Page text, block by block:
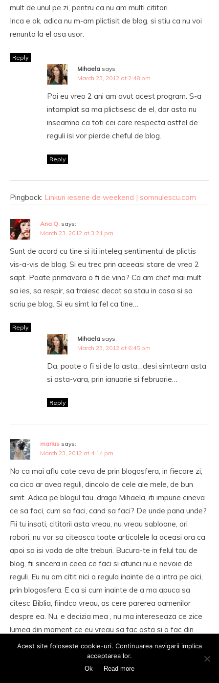
mult de unul pe zi, pentru ca nu am multi cititori.
Inca e ok, adica nu m-am plictisit de blog, si stiu ca nu voi
renunta la el asa usor.
Reply
Mihaela says:
March 23, 2012 at 2:48 pm
Pai eu vreo 2 ani am avut acest program. S-a
intamplat sa ma plictisesc de el, dar asta nu
inseamna ca toti cei care respecta astfel de
reguli isi vor pierde cheful de blog.
Reply
Pingback: Linkuri iesene de weekend | somnulescu.com
Ana Q. says:
March 23, 2012 at 3:21 pm
Sunt de acord cu tine si iti inteleg sentimentul de plictis
vis-a-vis de blog. Si eu trec prin aceeasi stare de vreo 2
sapt. Poate primavara o fi de vina? Ca am chef mai mult
sa ies, sa respir, sa traiesc decat sa stau in casa si sa
scriu pe blog. Si eu simt la fel ca tine…
Reply
Mihaela says:
March 23, 2012 at 6:45 pm
Da, poate o fi si de la asta…desi simteam asta
si asta-vara, prin ianuarie si februarie…
Reply
marius says:
March 23, 2012 at 4:14 pm
No ca mai aflu cate ceva de prin blogosfera, in fiecare zi,
ca cica ar avea reguli, dincolo de cele ale mele, de bun
simt. Adica pe blogul tau, draga Mihaela, iti impune cineva
ce sa faci, cum sa faci, cand sa faci? De unde pana unde?
Fii tu insati, cititorii asta vreau, nu vreau sabloane, ori
robori, nu vor sa citeasca toate articolele la aceasi ora ca
apoi sa isi vada de alte treburi. Bucura-te in felul tau de
blog, fii sincera in ceea ce faci si atunci nu e nevoie de
reguli. Eu nu am citit nici o regula inainte de a intra pe aici,
prin blogosfera. E ca si cum inainte de a ma apuca sa
citesc Biblia, fiindca vreau, as cere parerea oamenilor
despre ea. Nu, e decizia mea , nu ma intereseaza ce zice
lumea din moment ce eu vreau sa fac asta si o fac din
placere. Fara reguli, Mihaela. Astea nu sunt pentru aici, ci
Acest site foloseste cookie-uri. Continuarea navigarii implica
acceptarea lor.
Ok Read more